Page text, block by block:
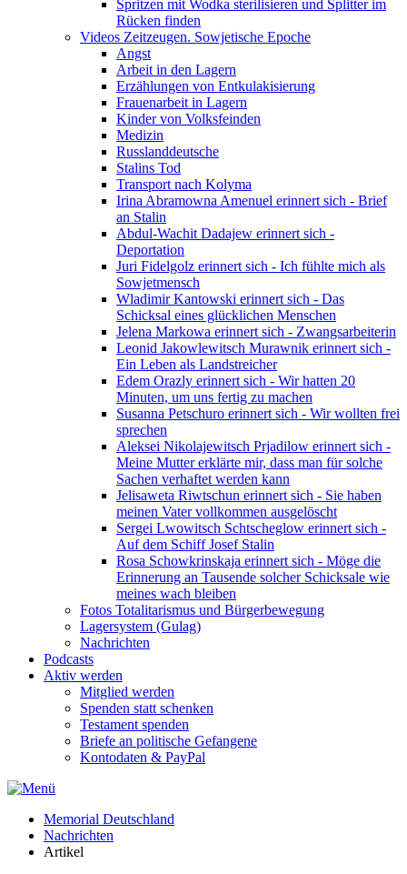
Spritzen mit Wodka sterilisieren und Splitter im
Rücken finden
Videos Zeitzeugen. Sowjetische Epoche
Angst
Arbeit in den Lagern
Erzählungen von Entkulakisierung
Frauenarbeit in Lagern
Kinder von Volksfeinden
Medizin
Russlanddeutsche
Stalins Tod
Transport nach Kolyma
Irina Abramowna Amenuel erinnert sich - Brief
an Stalin
Abdul-Wachit Dadajew erinnert sich -
Deportation
Juri Fidelgolz erinnert sich - Ich fühlte mich als
Sowjetmensch
Wladimir Kantowski erinnert sich - Das
Schicksal eines glücklichen Menschen
Jelena Markowa erinnert sich - Zwangsarbeiterin
Leonid Jakowlewitsch Murawnik erinnert sich -
Ein Leben als Landstreicher
Edem Orazly erinnert sich - Wir hatten 20
Minuten, um uns fertig zu machen
Susanna Petschuro erinnert sich - Wir wollten frei
sprechen
Aleksei Nikolajewitsch Prjadilow erinnert sich -
Meine Mutter erklärte mir, dass man für solche
Sachen verhaftet werden kann
Jelisaweta Riwtschun erinnert sich - Sie haben
meinen Vater vollkommen ausgelöscht
Sergei Lwowitsch Schtscheglow erinnert sich -
Auf dem Schiff Josef Stalin
Rosa Schowkrinskaja erinnert sich - Möge die
Erinnerung an Tausende solcher Schicksale wie
meines wach bleiben
Fotos Totalitarismus und Bürgerbewegung
Lagersystem (Gulag)
Nachrichten
Podcasts
Aktiv werden
Mitglied werden
Spenden statt schenken
Testament spenden
Briefe an politische Gefangene
Kontodaten & PayPal
Memorial Deutschland
Nachrichten
Artikel